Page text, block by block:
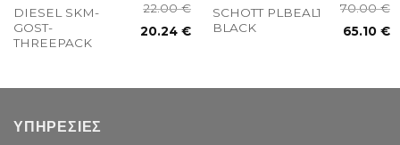
DIESEL SKM-
GOST-
THREEPACK
22.00€
20.24€
SCHOTT PLBEAL1
BLACK
70.00€
65.10€
ΥΠΗΡΕΣΙΕΣ